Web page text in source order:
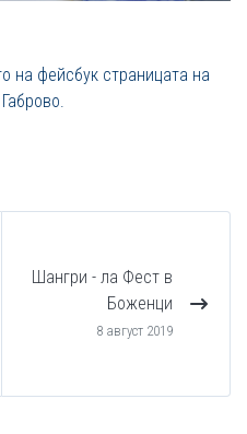
на фейсбук страницата на
Шангри - ла Фест в
Боженци
8 август 2019